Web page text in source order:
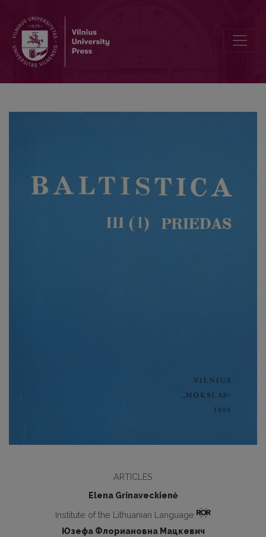
ARTICLES
Elena Grinaveckienė
Institute of the Lithuanian Language
Юзефа Флориановна Мацкевич